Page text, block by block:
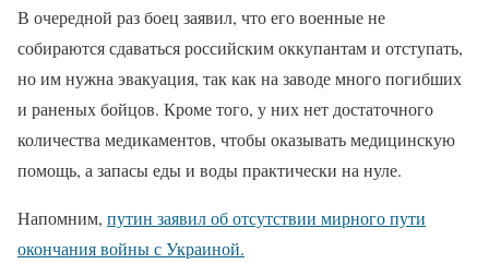
В очередной раз боец заявил, что его военные не
собираются сдаваться российским оккупантам и отступать,
но им нужна эвакуация, так как на заводе много погибших
и раненых бойцов. Кроме того, у них нет достаточного
количества медикаментов, чтобы оказывать медицинскую
помощь, а запасы еды и воды практически на нуле.
Напомним, путин заявил об отсутствии мирного пути
окончания войны с Украиной.